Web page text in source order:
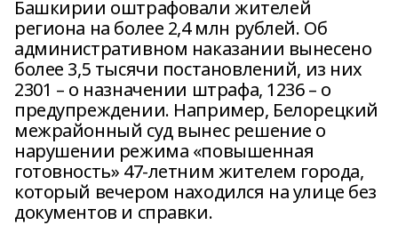
Башкирии оштрафовали жителей
региона на более 2,4 млн рублей. Об
административном наказании вынесено
более 3,5 тысячи постановлений, из них
2301 – о назначении штрафа, 1236 – о
предупреждении. Например, Белорецкий
межрайонный суд вынес решение о
нарушении режима «повышенная
готовность» 47-летним жителем города,
который вечером находился на улице без
документов и справки.